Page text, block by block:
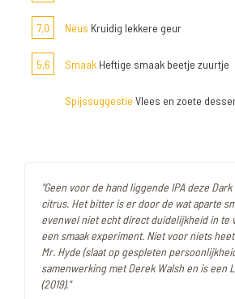
7,0 Neus Kruidig lekkere geur
5,6 Smaak Heftige smaak beetje zuurtje
Spijssuggestie Vlees en zoete
"Geen voor de hand liggende IPA deze
citrus. Het bitter is er door de wat aparte
evenwel niet echt direct duidelijkheid in te
een smaak experiment. Niet voor niets
Mr. Hyde (slaat op gespleten
samenwerking met Derek Walsh en is een
(2019)."